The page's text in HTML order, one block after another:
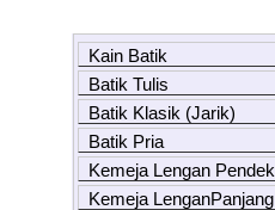
Kain Batik
Batik Tulis
Batik Klasik (Jarik)
Batik Pria
Kemeja Lengan Pendek
Kemeja LenganPanjang